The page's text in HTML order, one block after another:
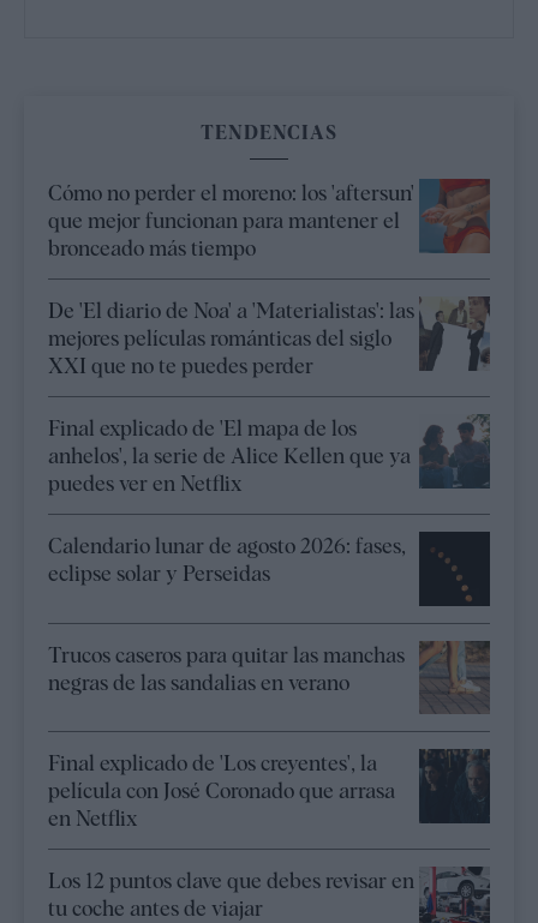
TENDENCIAS
Cómo no perder el moreno: los 'aftersun'
que mejor funcionan para mantener el
bronceado más tiempo
De 'El diario de Noa' a 'Materialistas': las
mejores películas románticas del siglo
XXI que no te puedes perder
Final explicado de 'El mapa de los
anhelos', la serie de Alice Kellen que ya
puedes ver en Netflix
Calendario lunar de agosto 2026: fases,
eclipse solar y Perseidas
Trucos caseros para quitar las manchas
negras de las sandalias en verano
Final explicado de 'Los creyentes', la
película con José Coronado que arrasa
en Netflix
Los 12 puntos clave que debes revisar en
tu coche antes de viajar